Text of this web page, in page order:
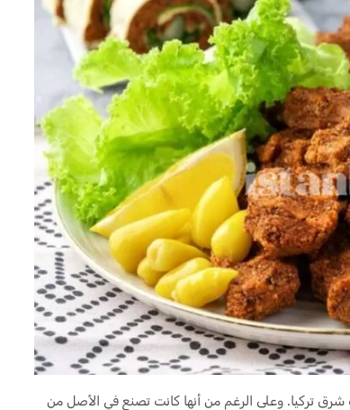
تركيا. وعلى الرغم من أنها كانت تصنع في الأصل من